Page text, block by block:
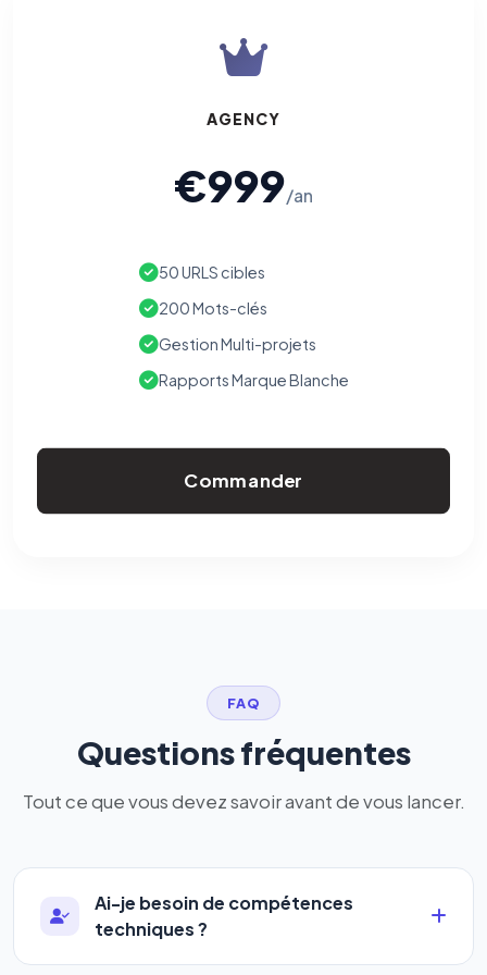
AGENCY
€999/an
50 URLS cibles
200 Mots-clés
Gestion Multi-projets
Rapports Marque Blanche
Commander
FAQ
Questions fréquentes
Tout ce que vous devez savoir avant de vous lancer.
Ai-je besoin de compétences
techniques ?